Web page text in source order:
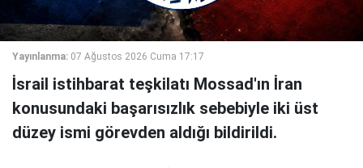
Yayınlanma: 07 Ağustos 2026 Cuma 17:17
İsrail istihbarat teşkilatı Mossad'ın İran
konusundaki başarısızlık sebebiyle iki üst
düzey ismi görevden aldığı bildirildi.